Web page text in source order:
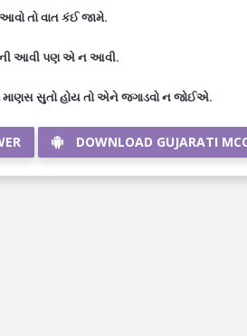
તો વાત કંઈ જામે.
આવી પણ એ ન આવી.
માણસ સુતો હોય તો એને જગાડવો ન જોઈએ.
DOWNLOAD GUJARATI